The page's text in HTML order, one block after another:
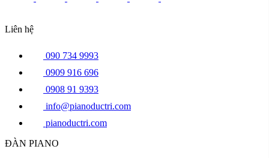
Liên hệ
090 734 9993
0909 916 696
0908 91 9393
info@pianoductri.com
pianoductri.com
ĐÀN PIANO